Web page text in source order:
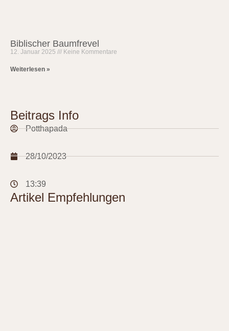
Biblischer Baumfrevel
12. Januar 2025 Keine Kommentare
Weiterlesen »
Beitrags Info
Potthapada
28/10/2023
13:39
Artikel Empfehlungen